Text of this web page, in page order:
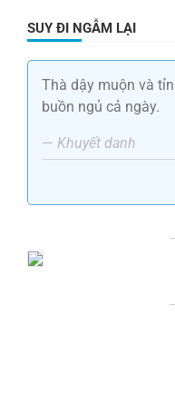
SUY ĐI NGẪM LẠI
Thà dậy muộn và
buồn ngủ cả ngày.
— Khuyết danh